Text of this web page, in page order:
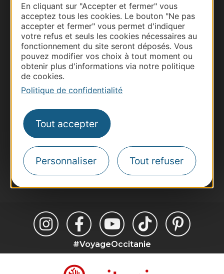
En cliquant sur "Accepter et fermer" vous
acceptez tous les cookies. Le bouton "Ne pas
accepter et fermer" vous permet d'indiquer
votre refus et seuls les cookies nécessaires au
fonctionnement du site seront déposés. Vous
pouvez modifier vos choix à tout moment ou
obtenir plus d'informations via notre politique
de cookies.
Politique de confidentialité
Tout accepter
Personnaliser Tout refuser
Thermalisme
Business/Mice
Pros d'Occitanie
Site presse et d'influence
Destination Sport
Inscrivez-vous à la lettre d'information
Destination Occitanie pour recevoir des
suggestions de séjours, de visites et de sorties.
Je m'abonne
#VoyageOccitanie